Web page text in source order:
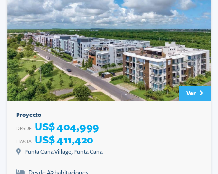
Ver
Proyecto
DESDE US$ 404,999
HASTA US$ 411,420
Punta Cana Village, Punta Cana
Desde #3 habitaciones